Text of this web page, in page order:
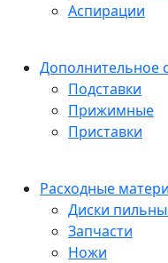
Аспирации
Дополнительное
Подставки
Прижимные
Приставки
Расходные
Диски
Запчасти
Ножи